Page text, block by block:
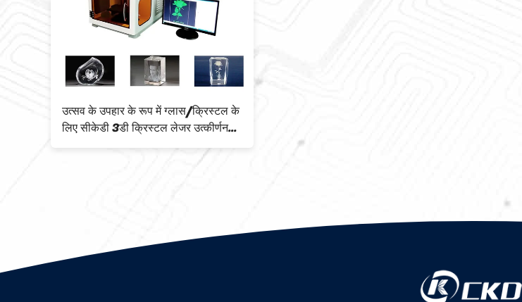
उत्सव के उपहार के रूप में ग्लास/क्रिस्टल के
लिए सीकेडी 3डी क्रिस्टल लेजर उत्कीर्णन